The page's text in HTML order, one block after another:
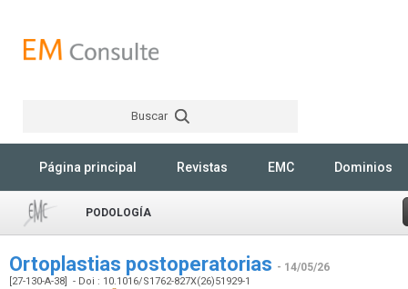
Buscar
Página principal Revistas EMC Dominios
PODOLOGÍA
Ortoplastias postoperatorias - 14/05/26
[27-130-A-38] - Doi : 10.1016/S1762-827X(26)51929-1